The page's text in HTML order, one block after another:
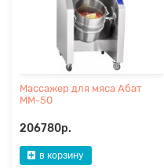
Массажер для мяса Абат
ММ-50
206780р.
в корзину